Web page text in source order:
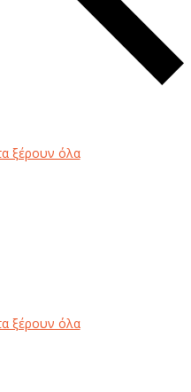
ξέρουν όλα
ξέρουν όλα